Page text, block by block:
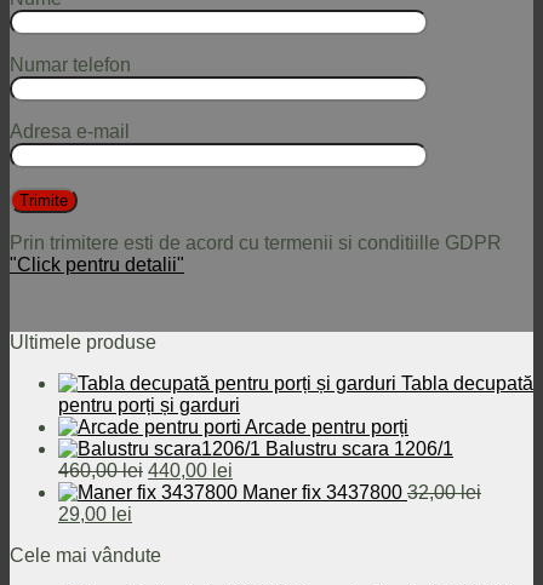
Numar telefon
Adresa e-mail
Prin trimitere esti de acord cu termenii si conditiille GDPR
"Click pentru detalii"
Ultimele produse
Tabla decupată
pentru porți și garduri
Arcade pentru porți
Balustru scara 1206/1
460,00lei Prețul
inițial
460,00 lei.
440,00 lei
curent
Maner fix 3437800 32,00lei
Prețul
a
29,00 lei
este:
Cele mai vândute